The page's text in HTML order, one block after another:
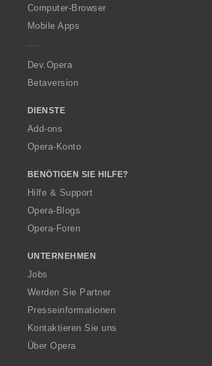
O
p
a
Computer-Browser
Mobile Apps
Dev.Opera
Betaversion
DIENSTE
Add-ons
Opera-Konto
BENÖTIGEN SIE HILFE?
Hilfe & Support
Opera-Blogs
Opera-Foren
UNTERNEHMEN
Jobs
Werden Sie Partner
Presseinformationen
Kontaktieren Sie uns
Über Opera